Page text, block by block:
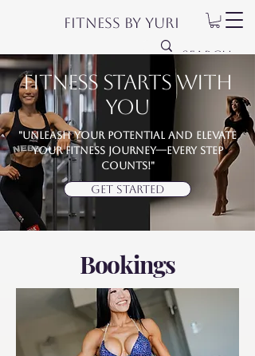
Fitness by Yuri
Fitness Starts with
YOU
"Unleash your potential and elevate
your fitness journey—every step
counts!"
GET STARTED
Bookings